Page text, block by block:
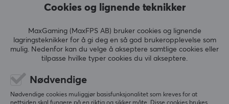
Cookies og lignende teknikker
MaxGaming (MaxFPS AB) bruker cookies og lignende
lagringsteknikker for å gi deg en så god brukeropplevelse som
mulig. Nedenfor kan du velge å akseptere samtlige cookies eller
tilpasse hvilke typer cookies du vil akseptere.
Nødvendige
Nødvendige cookies muliggjør basisfunksjonalitet som kreves for at
nettsiden skal fungere på en riktig og sikker måte. Disse cookies brukes